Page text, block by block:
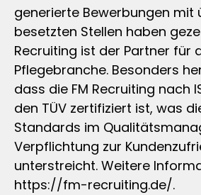
generierte Bewerbungen mit
besetzten Stellen haben
Recruiting ist der Partner für
Pflegebranche. Besonders
dass die FM Recruiting nach
den TÜV zertifiziert ist, was
Standards im
Verpflichtung zur
unterstreicht. Weitere
https://fm-recruiting.de/.